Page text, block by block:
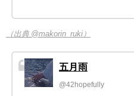
（出典 @makorin_ruki）
五月雨
@42hopefully